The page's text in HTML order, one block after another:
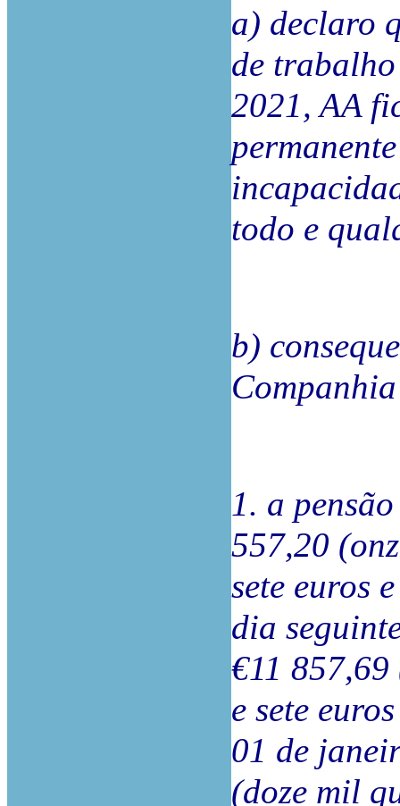
a) declaro
de
2021, AA
todo e
b)
1. a
557,20
sete euros
dia
€11
e sete
01 de
(doze mil